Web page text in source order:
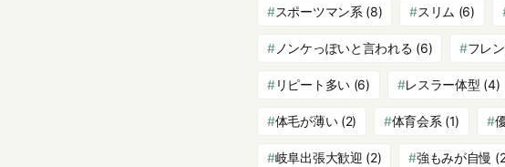
スポーツマン系 (8) スリム (6)
ノンケっぽいと言われる (6) フレ
リピート多い(6) レスラー体型 (4)
体毛が薄い(2) 体育会系 (1)
岐阜出張大歓迎 (2) 強もみが自慢